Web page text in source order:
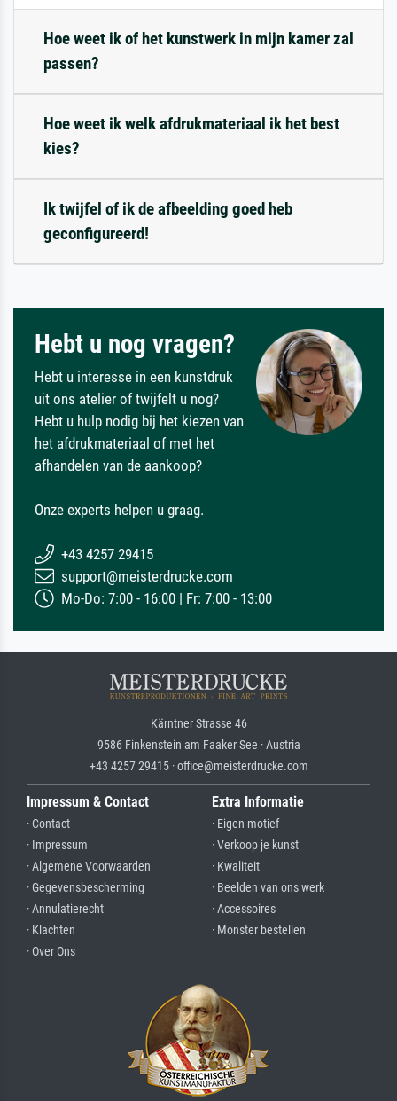
Hoe weet ik of het kunstwerk in mijn kamer zal
passen?
Hoe weet ik welk afdrukmateriaal ik het best
kies?
Ik twijfel of ik de afbeelding goed heb
geconfigureerd!
Hebt u nog vragen?
Hebt u interesse in een kunstdruk
uit ons atelier of twijfelt u nog?
Hebt u hulp nodig bij het kiezen van
het afdrukmateriaal of met het
afhandelen van de aankoop?
Onze experts helpen u graag.
+43 4257 29415
support@meisterdrucke.com
Mo-Do: 7:00 - 16:00 | Fr: 7:00 - 13:00
Kärntner Strasse 46
9586 Finkenstein am Faaker See · Austria
+43 4257 29415 · office@meisterdrucke.com
Impressum & Contact
· Contact
· Impressum
· Algemene Voorwaarden
· Gegevensbescherming
· Annulatierecht
· Klachten
· Over Ons
Extra Informatie
· Eigen motief
· Verkoop je kunst
· Kwaliteit
· Beelden van ons werk
· Accessoires
· Monster bestellen